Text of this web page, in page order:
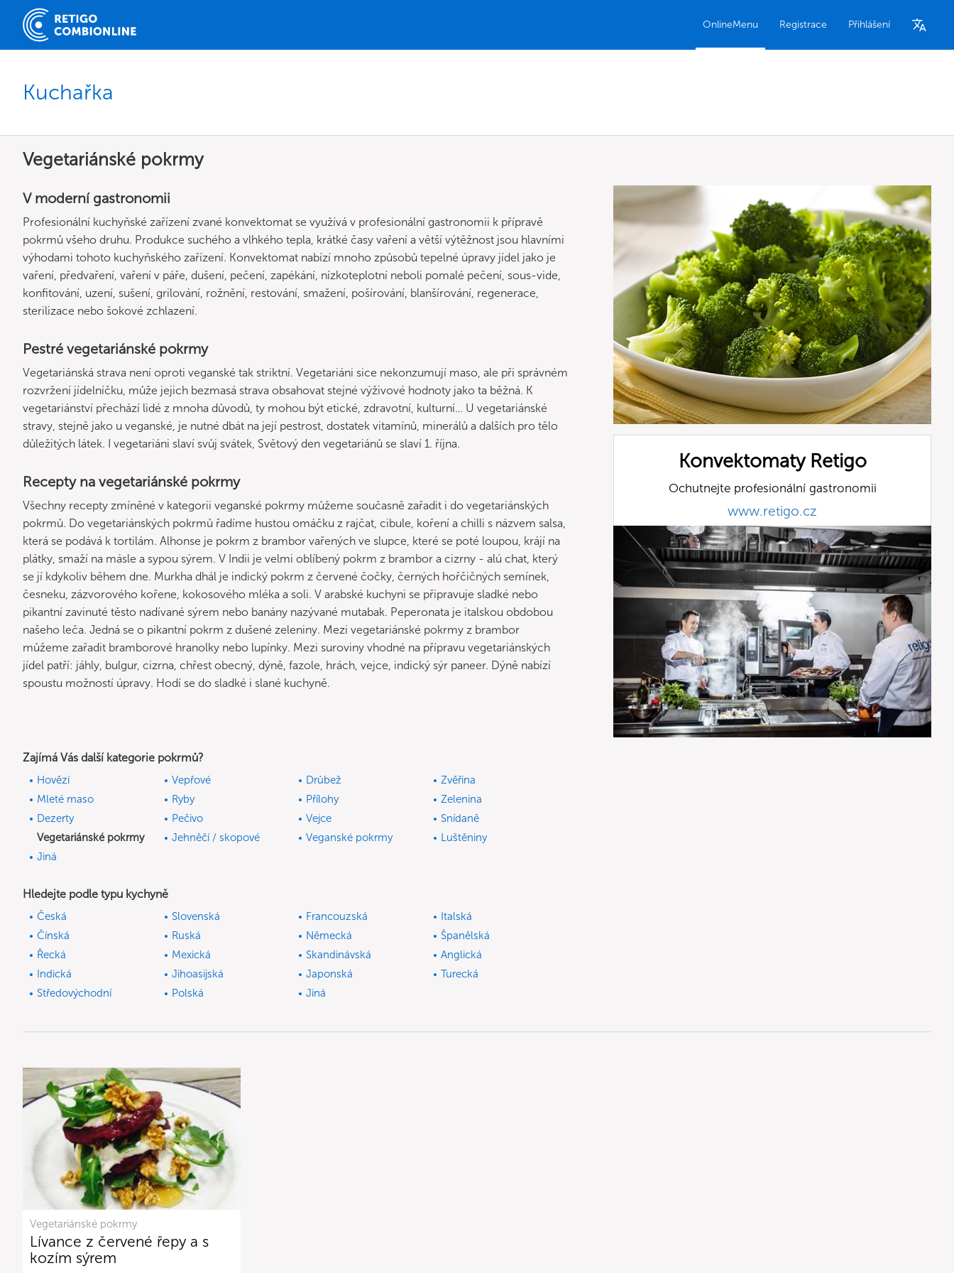
OnlineMenu Registrace Přihlášení
Kuchařka
Vegetariánské pokrmy
V moderní gastronomii
Profesionální kuchyňské zařízení zvané konvektomat se využívá v profesionální gastronomii k přípravě
pokrmů všeho druhu. Produkce suchého a vlhkého tepla, krátké časy vaření a větší výtěžnost jsou hlavními
výhodami tohoto kuchyňského zařízení. Konvektomat nabízí mnoho způsobů tepelné úpravy jídel jako je
vaření, předvaření, vaření v páře, dušení, pečení, zapékání, nízkoteplotní neboli pomalé pečení, sous-vide,
konfitování, uzení, sušení, grilování, rožnění, restování, smažení, pošírování, blanšírování, regenerace,
sterilizace nebo šokové zchlazení.
Pestré vegetariánské pokrmy
Vegetariánská strava není oproti veganské tak striktní. Vegetariáni sice nekonzumují maso, ale při správném
rozvržení jídelníčku, může jejich bezmasá strava obsahovat stejné výživové hodnoty jako ta běžná. K
vegetariánství přechází lidé z mnoha důvodů, ty mohou být etické, zdravotní, kulturní… U vegetariánské
stravy, stejně jako u veganské, je nutné dbát na její pestrost, dostatek vitamínů, minerálů a dalších pro tělo
důležitých látek. I vegetariáni slaví svůj svátek, Světový den vegetariánů se slaví 1. října.
Recepty na vegetariánské pokrmy
Všechny recepty zmíněné v kategorii veganské pokrmy můžeme současně zařadit i do vegetariánských
pokrmů. Do vegetariánských pokrmů řadíme hustou omáčku z rajčat, cibule, koření a chilli s názvem salsa,
která se podává k tortilám. Alhonse je pokrm z brambor vařených ve slupce, které se poté loupou, krájí na
plátky, smaží na másle a sypou sýrem. V Indii je velmi oblíbený pokrm z brambor a cizrny - alú chat, který
se jí kdykoliv během dne. Murkha dhál je indický pokrm z červené čočky, černých hořčičných semínek,
česneku, zázvorového kořene, kokosového mléka a soli. V arabské kuchyni se připravuje sladké nebo
pikantní zavinuté těsto nadívané sýrem nebo banány nazývané mutabak. Peperonata je italskou obdobou
našeho leča. Jedná se o pikantní pokrm z dušené zeleniny. Mezi vegetariánské pokrmy z brambor
můžeme zařadit bramborové hranolky nebo lupínky. Mezi suroviny vhodné na přípravu vegetariánských
jídel patří: jáhly, bulgur, cizrna, chřest obecný, dýně, fazole, hrách, vejce, indický sýr paneer. Dýně nabízí
spoustu možností úpravy. Hodí se do sladké i slané kuchyně.
Konvektomaty Retigo
Ochutnejte profesionální gastronomii
www.retigo.cz
Zajímá Vás další kategorie pokrmů?
Hovězí Vepřové Drůbež
Zvěřina
Mleté maso
Ryby Přílohy
Zelenina
Dezerty
Pečivo Vejce
Snídaně
Vegetariánské pokrmy
Jehněčí / skopové Veganské pokrmy
Luštěniny
Jiná
Hledejte podle typu kychyně
Česká Slovenská Francouzská
Italská
Čínská
Ruská Německá
Španělská
Řecká
Mexická Skandinávská
Anglická
Indická
Jihoasijská Japonská
Turecká
Středovýchodní
Polská Jiná
Vegetariánské pokrmy
Lívance z červené řepy a s
kozím sýrem